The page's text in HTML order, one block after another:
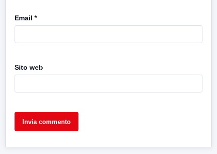
Email *
Sito web